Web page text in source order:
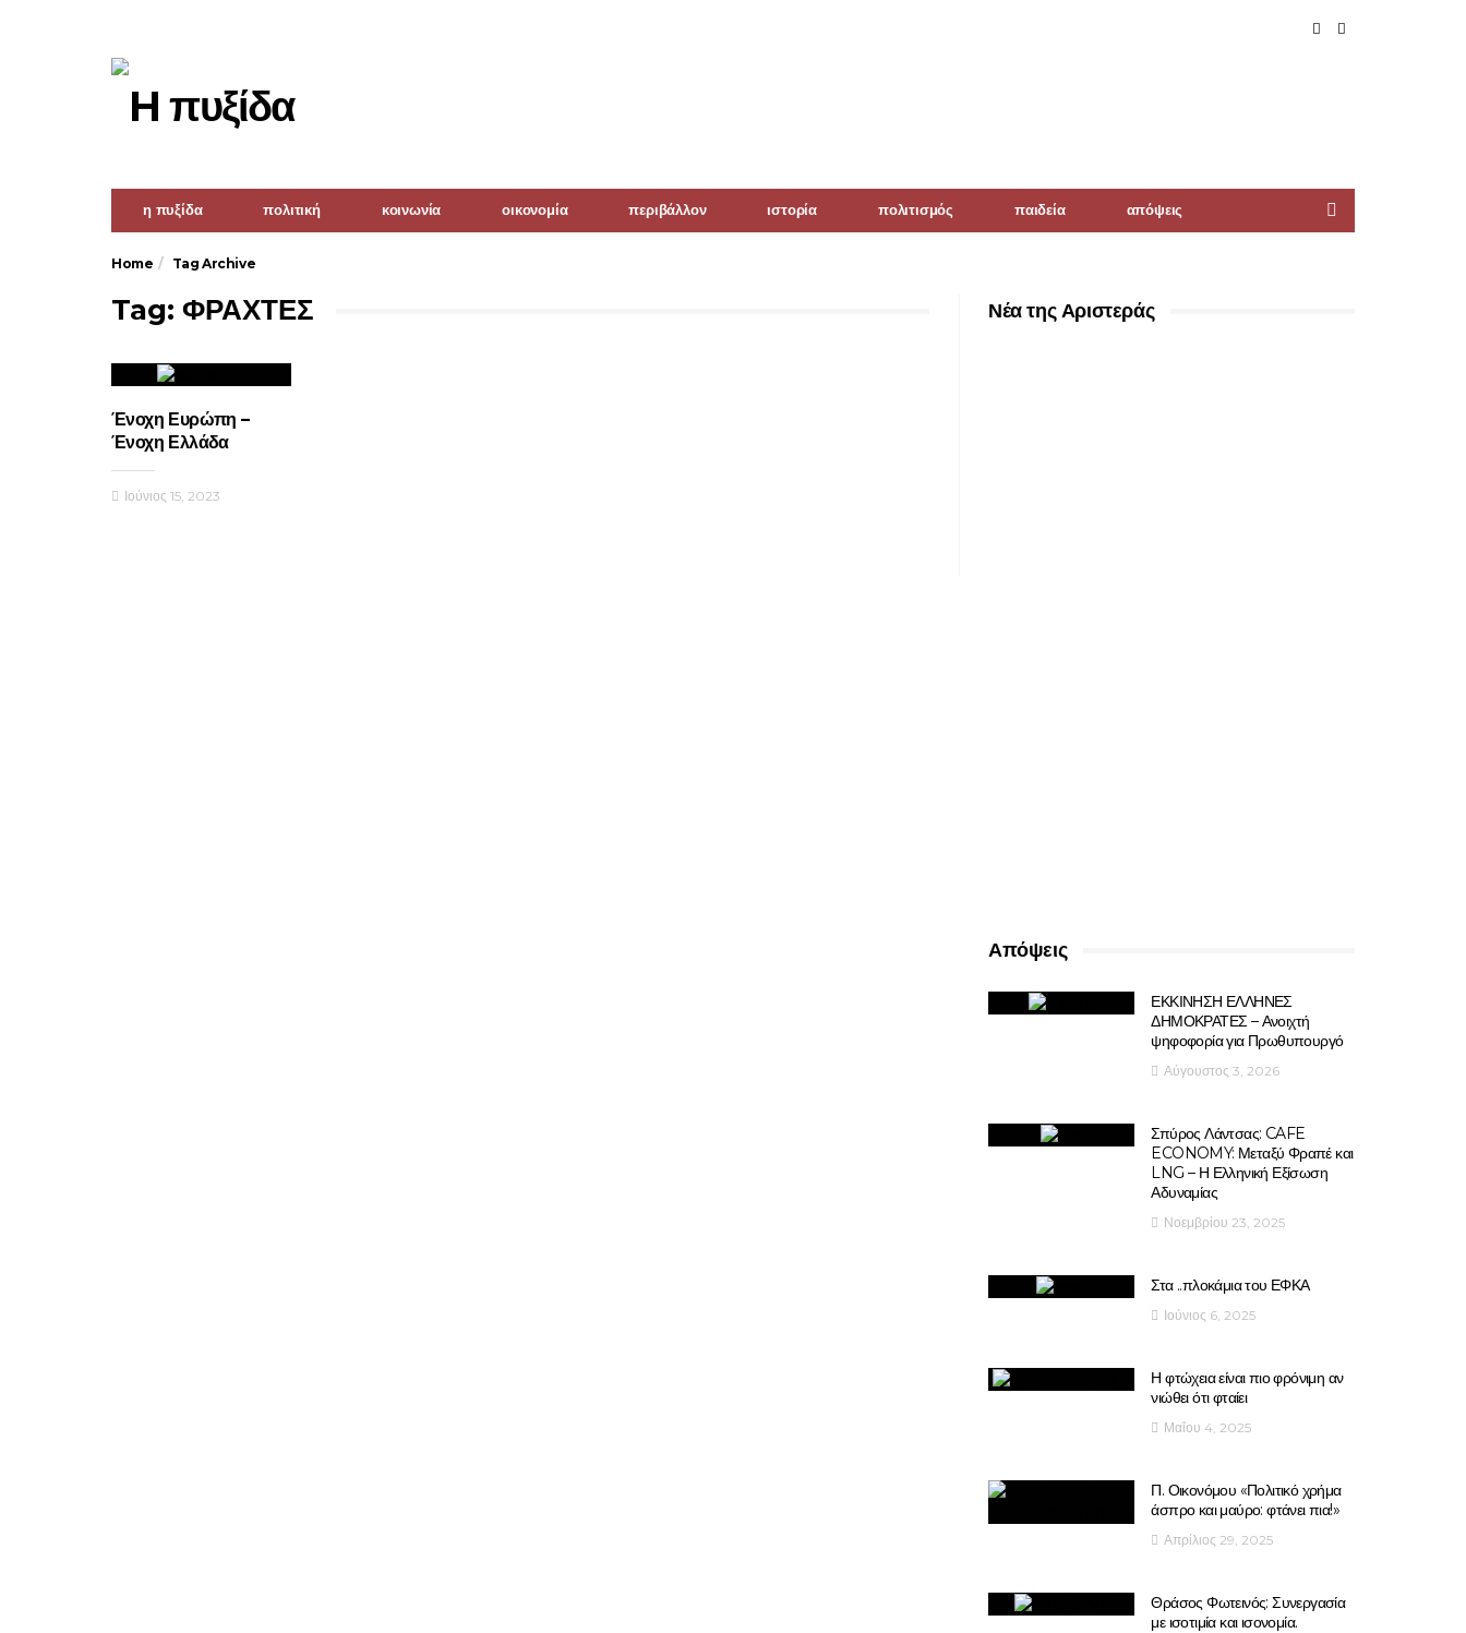
η πυξίδα πολιτική κοινωνία οικονομία περιβάλλον ιστορία πολιτισμός παιδεία απόψεις
Home Tag Archive
Tag: ΦΡΑΧΤΕΣ
Ένοχη Ευρώπη –
Ένοχη Ελλάδα
Ιούνιος 15, 2023
Νέα της Αριστεράς
Απόψεις
ΕΚΚΙΝΗΣΗ ΕΛΛΗΝΕΣ
ΔΗΜΟΚΡΑΤΕΣ – Ανοιχτή
ψηφοφορία για Πρωθυπουργό
Αύγουστος 3, 2026
Σπύρος Λάντσας: CAFE
ECONOMY: Μεταξύ Φραπέ και
LNG – Η Ελληνική Εξίσωση
Αδυναμίας
Νοεμβρίου 23, 2025
Στα ..πλοκάμια του ΕΦΚΑ
Ιούνιος 6, 2025
Η φτώχεια είναι πιο φρόνιμη αν
νιώθει ότι φταίει
Μαΐου 4, 2025
Π. Οικονόμου «Πολιτικό χρήμα
άσπρο και μαύρο: φτάνει πια!»
Απρίλιος 29, 2025
Θράσος Φωτεινός: Συνεργασία
με ισοτιμία και ισονομία.